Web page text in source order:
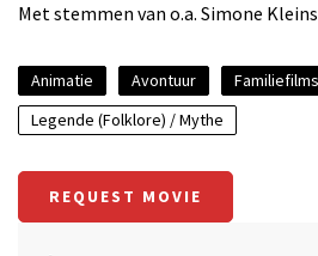
Met stemmen van o.a. Simone
Animatie Avontuur Familiefilms
Legende (Folklore) / Mythe
REQUEST MOVIE